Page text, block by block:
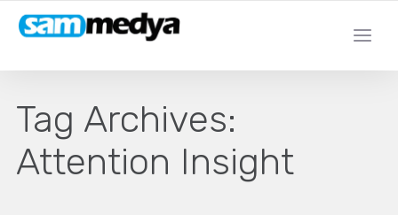
Tag Archives:
Attention Insight